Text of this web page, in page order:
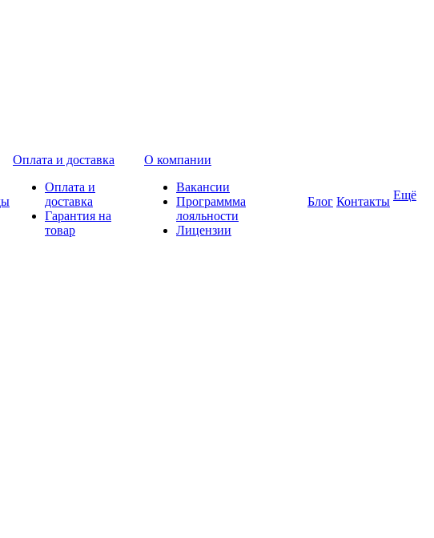
Оплата и доставка
Оплата и
доставка
Гарантия на
товар
О компании
Вакансии
Программма
лояльности
Лицензии
Блог Контакты Ещё